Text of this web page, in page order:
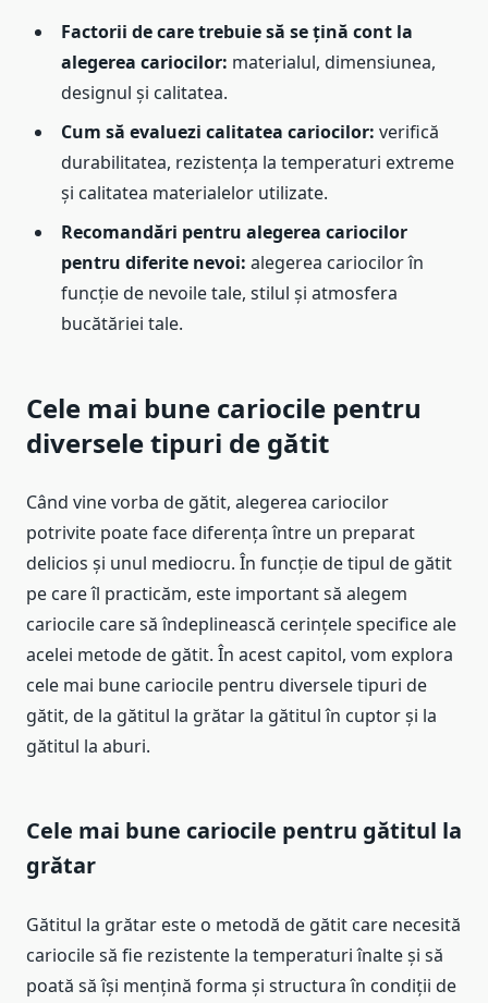
Factorii de care trebuie să se țină cont la
alegerea cariocilor: materialul, dimensiunea,
designul și calitatea.
Cum să evaluezi calitatea cariocilor: verifică
durabilitatea, rezistența la temperaturi extreme
și calitatea materialelor utilizate.
Recomandări pentru alegerea cariocilor
pentru diferite nevoi: alegerea cariocilor în
funcție de nevoile tale, stilul și atmosfera
bucătăriei tale.
Cele mai bune cariocile pentru
diversele tipuri de gătit
Când vine vorba de gătit, alegerea cariocilor
potrivite poate face diferența între un preparat
delicios și unul mediocru. În funcție de tipul de gătit
pe care îl practicăm, este important să alegem
cariocile care să îndeplinească cerințele specifice ale
acelei metode de gătit. În acest capitol, vom explora
cele mai bune cariocile pentru diversele tipuri de
gătit, de la gătitul la grătar la gătitul în cuptor și la
gătitul la aburi.
Cele mai bune cariocile pentru gătitul la
grătar
Gătitul la grătar este o metodă de gătit care necesită
cariocile să fie rezistente la temperaturi înalte și să
poată să își mențină forma și structura în condiții de